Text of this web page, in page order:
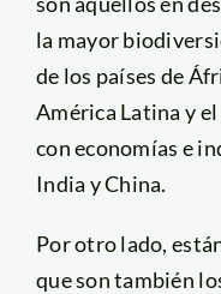
la mayor
de los países de
América Latina y
con economías e
India y China.
Por otro lado,
que son también